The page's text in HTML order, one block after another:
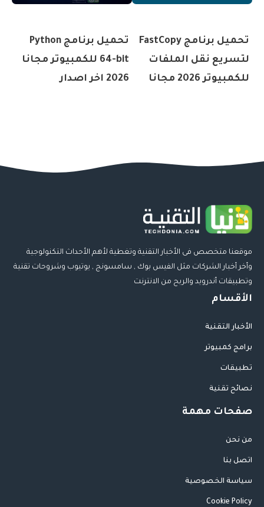
تحميل برنامج FastCopy
لتسريع نقل الملفات
للكمبيوتر 2026 مجانا
تحميل برنامج Python
64-bit للكمبيوتر مجانا
2026 اخر اصدار
موقعنا متخصص فى الأخبار التقنية وتغطية لأهم الأحداث التكنولوجية
وأخر أخبار الشركات مثل الفيس بوك , سامسونج , يوتيوب وشروحات تقنية
وتطبيقات أندرويد والربح من الانترنت
الأقسام
الأخبار التقنية
برامج كمبيوتر
تطبيقات
نصائح تقنية
صفحات مهمة
من نحن
اتصل بنا
سياسة الخصوصية
Cookie Policy